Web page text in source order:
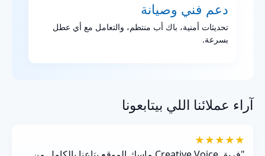
دعم فني وصيانة
تحديثات أمنية، باك أب منتظم، والتعامل مع أي عطل
بسرعة.
آراء عملائنا اللي بيتابعونا
★★★★★